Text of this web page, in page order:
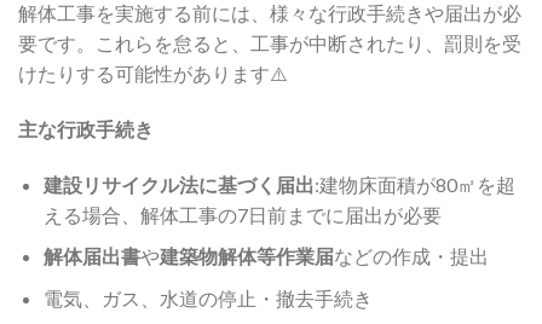
解体工事を実施する前には、様々な行政手続きや届出が必
要です。これらを怠ると、工事が中断されたり、罰則を受
けたりする可能性があります⚠️
主な行政手続き
建設リサイクル法に基づく届出:建物床面積が80㎡を超
える場合、解体工事の7日前までに届出が必要
解体届出書や建築物解体等作業届などの作成・提出
電気、ガス、水道の停止・撤去手続き